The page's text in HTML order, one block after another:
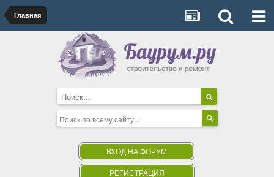
Главная
ВХОД НА ФОРУМ
РЕГИСТРАЦИЯ